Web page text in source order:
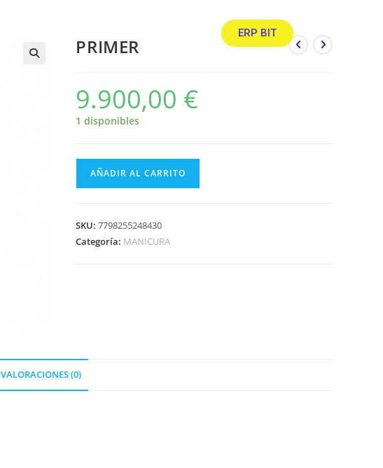
ERP BIT
PRIMER
9.900,00 €
1 disponibles
AÑADIR AL CARRITO
SKU:7798255248430
Categoría: MANICURA
VALORACIONES (0)